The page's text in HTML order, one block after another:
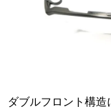
ダブルフロント構